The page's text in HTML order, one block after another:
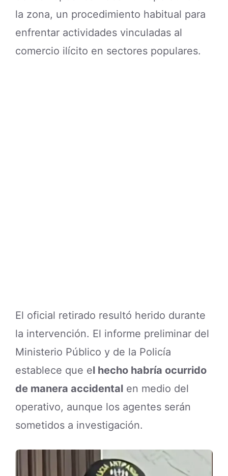
la zona, un procedimiento habitual para
enfrentar actividades vinculadas al
comercio ilícito en sectores populares.
El oficial retirado resultó herido durante
la intervención. El informe preliminar del
Ministerio Público y de la Policía
establece que el hecho habría ocurrido
de manera accidental en medio del
operativo, aunque los agentes serán
sometidos a investigación.